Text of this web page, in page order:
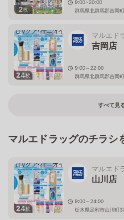
2枚
9:00~20:00
群馬県北群馬郡吉岡
24枚
マルエド
吉岡店
9:00～22:00
群馬県北群馬郡吉岡
すべて見
マルエドラッグのチラシ
24枚
マルエド
山川店
9:00～24:00
栃木県足利市山川町